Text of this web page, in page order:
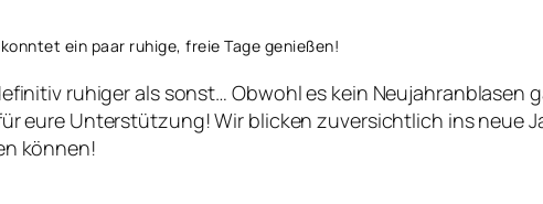
ein paar ruhige, freie Tage genießen!
ruhiger als sonst… Obwohl es kein Neujahranblasen
eure Unterstützung! Wir blicken zuversichtlich ins neue
können!